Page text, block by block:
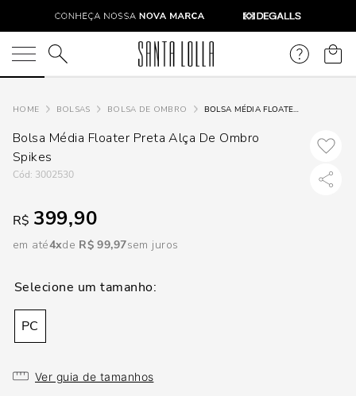
O que você está procurando?
BOLSAS BOLSA DE OMBRO BOLSA MÉDIA FLOATER PRETA ALÇA DE OMBRO SPIKES
Bolsa Média Floater Preta Alça De Ombro
Spikes
: 3002530
R$ 399,90
em até4 R$ 99,97sem juros
PC
Ver guia de tamanhos